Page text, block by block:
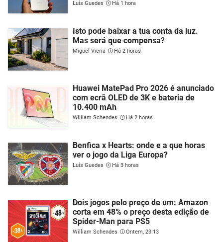
Luís Guedes Há 1 hora
Isto pode baixar a tua conta da luz.
Mas será que compensa?
Miguel Vieira Há 2 horas
Huawei MatePad Pro 2026 é anunciado
com ecrã OLED de 3K e bateria de
10.400 mAh
William Schendes Há 2 horas
Benfica x Hearts: onde e a que horas
ver o jogo da Liga Europa?
Luís Guedes Há 3 horas
Dois jogos pelo preço de um: Amazon
corta em 48% o preço desta edição de
Spider-Man para PS5
William Schendes Ontem, 23:13